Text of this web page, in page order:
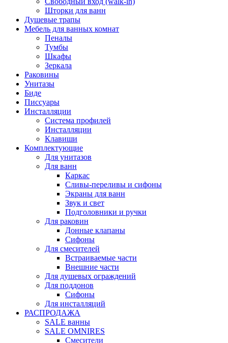
Шторки для ванн
Душевые трапы
Мебель для ванных комнат
Пеналы
Тумбы
Шкафы
Зеркала
Раковины
Унитазы
Биде
Писсуары
Инсталляции
Система профилей
Инсталляции
Клавиши
Комплектующие
Для унитазов
Для ванн
Каркас
Сливы-переливы и сифоны
Экраны для ванн
Звук и свет
Подголовники и ручки
Для раковин
Донные клапаны
Сифоны
Для смесителей
Встраиваемые части
Внешние части
Для душевых ограждений
Для поддонов
Сифоны
Для инсталляций
РАСПРОДАЖА
SALE ванны
SALE OMNIRES
Смесители